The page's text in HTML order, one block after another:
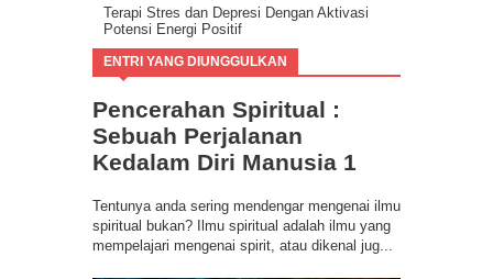
Terapi Stres dan Depresi Dengan Aktivasi
Potensi Energi Positif
Program Buang Sial untuk Datangkan
Keberuntungan & Kesuksesan dalam Hidup
Program Coaching Holistic, Positif
Consciousness for Success
ENTRI YANG DIUNGGULKAN
Pencerahan Spiritual :
Sebuah Perjalanan
Kedalam Diri Manusia 1
Tentunya anda sering mendengar mengenai ilmu
spiritual bukan? Ilmu spiritual adalah ilmu yang
mempelajari mengenai spirit, atau dikenal jug...